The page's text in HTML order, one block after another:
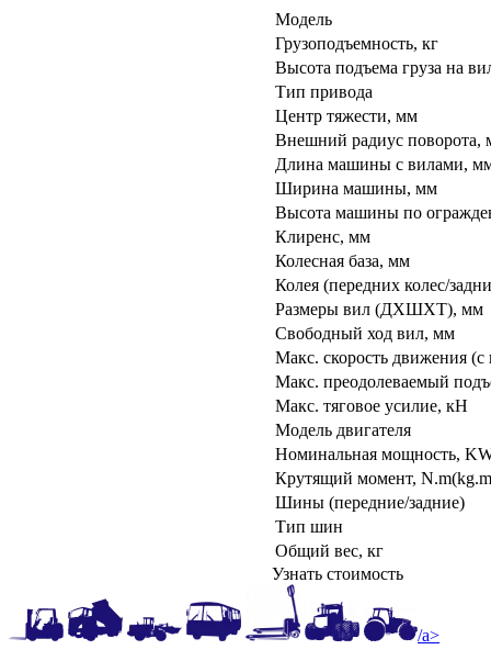
Модель
Грузоподъемность, кг
Высота подъема груза на
Тип привода
Центр тяжести, мм
Внешний радиус поворота,
Длина машины с вилами,
Ширина машины, мм
Высота машины по
Клиренс, мм
Колесная база, мм
Колея (передних колес/
Размеры вил (ДXШXТ), мм
Свободный ход вил, мм
Макс. скорость движения (с
Макс. преодолеваемый
Макс. тяговое усилие, кН
Модель двигателя
Номинальная мощность,
Крутящий момент,
Шины (передние/задние)
Тип шин
Общий вес, кг
Узнать стоимость
/a>